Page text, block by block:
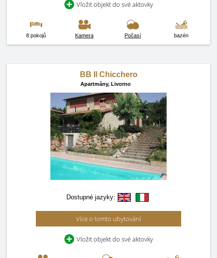
Vložit objekt do své aktovky
8 pokojů Kamera Počasí bazén
BB Il Chicchero
Apartmány, Livorno
Dostupné jazyky:
Více o tomto ubytování
Vložit objekt do své aktovky